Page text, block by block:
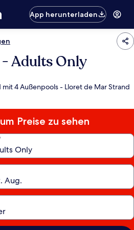
App herunterladen
Adults Only
4 Außenpools - Lloret de Mar Strand
Preise zu sehen